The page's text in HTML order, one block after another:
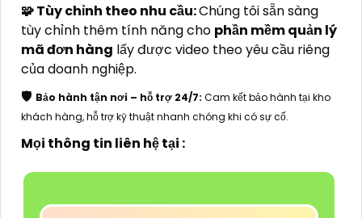
🧩 Tùy chỉnh theo nhu cầu:Chúng tôi sẵn sàng
tùy chỉnh thêm tính năng cho phần mềm quản lý
mã đơn hàng lấy được video theo yêu cầu riêng
của doanh nghiệp.
🛡️ Bảo hành tận nơi – hỗ trợ 24/7: Cam kết bảo hành tại kho
khách hàng, hỗ trợ kỹ thuật nhanh chóng khi có sự cố.
Mọi thông tin liên hệ tại :